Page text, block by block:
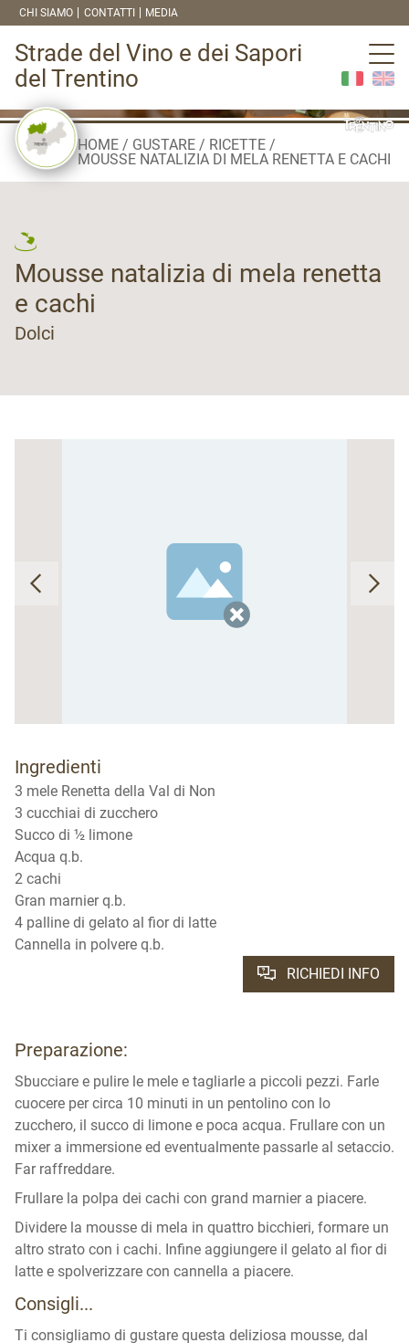
CHI SIAMO CONTATTI MEDIA
Strade del Vino e dei Sapori
del Trentino
HOME GUSTARE
RICETTE
MOUSSE NATALIZIA DI MELA RENETTA E CACHI
Mousse natalizia di mela renetta
e cachi
Dolci
Ingredienti
3 mele Renetta della Val di Non
3 cucchiai di zucchero
Succo di ½ limone
Acqua q.b.
2 cachi
Gran marnier q.b.
4 palline di gelato al fior di latte
Cannella in polvere q.b.
RICHIEDI INFO
Preparazione:
Sbucciare e pulire le mele e tagliarle a piccoli pezzi. Farle
cuocere per circa 10 minuti in un pentolino con lo
zucchero, il succo di limone e poca acqua. Frullare con un
mixer a immersione ed eventualmente passarle al setaccio.
Far raffreddare.
Frullare la polpa dei cachi con grand marnier a piacere.
Dividere la mousse di mela in quattro bicchieri, formare un
altro strato con i cachi. Infine aggiungere il gelato al fior di
latte e spolverizzare con cannella a piacere.
Consigli...
Ti consigliamo di gustare questa deliziosa mousse, dal